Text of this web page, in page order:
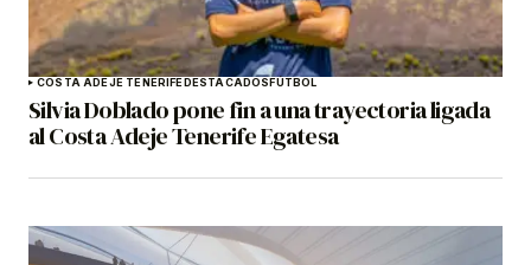
COSTA ADEJE TENERIFEDESTACADOSFÚTBOL
Silvia Doblado pone fin a una trayectoria ligada
al Costa Adeje Tenerife Egatesa